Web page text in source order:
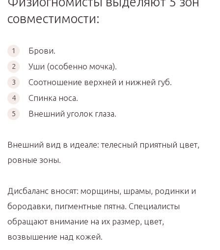
совместимости:
Брови.
Уши (особенно мочка).
Соотношение верхней и нижней губ.
Спинка носа.
Внешний уголок глаза.
Внешний вид в идеале: телесный приятный цвет,
ровные зоны.
Дисбаланс вносят: морщины, шрамы, родинки и
бородавки, пигментные пятна. Специалисты
обращают внимание на их размер, цвет,
возвышение над кожей.